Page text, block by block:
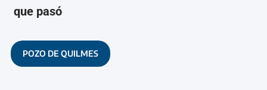
que pasó
POZO DE QUILMES